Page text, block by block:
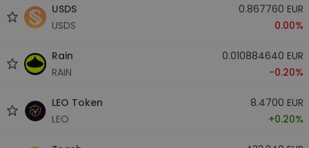
USDS
USDS
0.867760 EUR
0.00%
Rain
RAIN
0.010884640 EUR
-0.20%
LEO Token
LEO
8.4700 EUR
+0.20%